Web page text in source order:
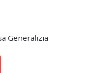
Generalizia